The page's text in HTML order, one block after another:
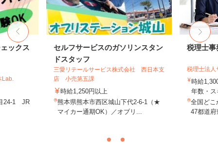
ックス
24-1 JR
セルフサービスのガソリンスタン
ドスタッフ
三愛リテールサービス株式会社 西日本支
店 小売第五課
時給1,250円以上
熊本県熊本市西区城山下代2-6-1（★
マイカー通期OK）／オブリ...
税理士事
税理士法人
時給
年数・
全国どこ
47都道